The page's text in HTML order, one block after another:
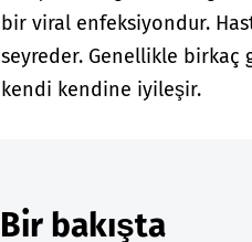
bir viral enfeksiyondur.
seyreder. Genellikle birkaç
kendi kendine iyileşir.
Bir bakışta